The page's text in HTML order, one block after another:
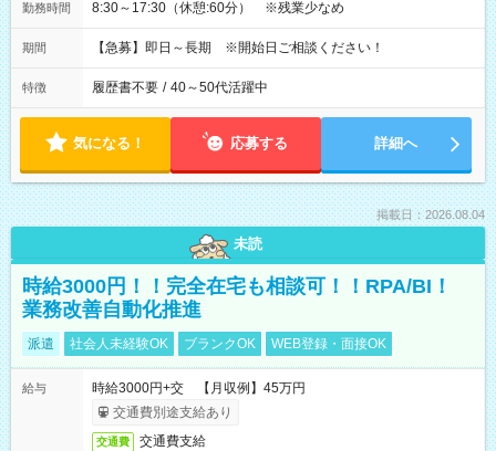
勤務時間 8:30～17:30（休憩:60分） ※残業少なめ
期間 【急募】即日～長期 ※開始日ご相談ください！
特徴 履歴書不要 / 40～50代活躍中
気になる！ 応募する 詳細へ
掲載日：2026.08.04
未読
時給3000円！！完全在宅も相談可！！RPA/BI！
業務改善自動化推進
派遣 社会人未経験OK ブランクOK WEB登録・面接OK
給与
時給3000円+交 【月収例】45万円
交通費別途支給あり
交通費 交通費支給